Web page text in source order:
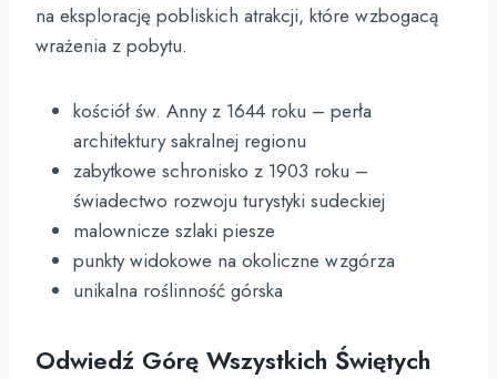
na eksplorację pobliskich atrakcji, które wzbogacą
wrażenia z pobytu.
kościół św. Anny z 1644 roku – perła
architektury sakralnej regionu
zabytkowe schronisko z 1903 roku –
świadectwo rozwoju turystyki sudeckiej
malownicze szlaki piesze
punkty widokowe na okoliczne wzgórza
unikalna roślinność górska
Odwiedź Górę Wszystkich Świętych